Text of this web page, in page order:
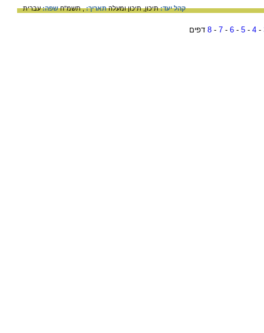
קהל יעד:תיכון,תיכון ומעלהתאריך:, תשמ"חשפה:עברית
-
4
-
5
-
6
-
7
-
8 דפים